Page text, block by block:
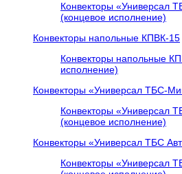
Конвекторы «Универсал
(концевое исполнение)
Конвекторы напольные КПВК-15
Конвекторы напольные
исполнение)
Конвекторы «Универсал ТБC-
Конвекторы «Универсал
(концевое исполнение)
Конвекторы «Универсал ТБC
Конвекторы «Универсал